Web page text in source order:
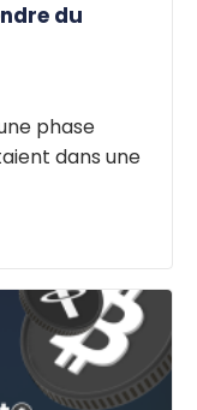
du
phase
dans une